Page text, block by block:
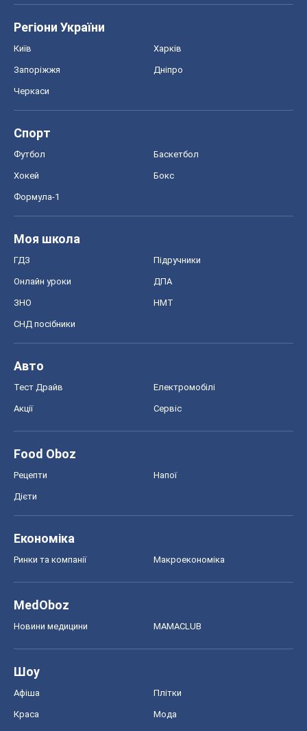
Регіони України
Київ Харків
Запоріжжя Дніпро
Черкаси
Спорт
Футбол Баскетбол
Хокей Бокс
Формула-1
Моя школа
ГДЗ Підручники
Онлайн уроки ДПА
ЗНО НМТ
СНД посібники
Авто
Тест Драйв Електромобілі
Акції Сервіс
Food Oboz
Рецепти Напої
Дієти
Економіка
Ринки та компанії Макроекономіка
MedOboz
Новини медицини MAMACLUB
Шоу
Афіша Плітки
Краса Мода